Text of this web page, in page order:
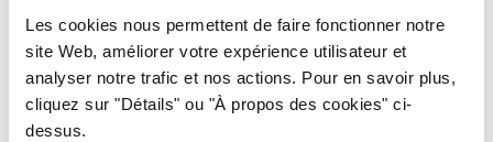
Les cookies nous permettent de faire fonctionner notre
site Web, améliorer votre expérience utilisateur et
analyser notre trafic et nos actions. Pour en savoir plus,
cliquez sur "Détails" ou "À propos des cookies" ci-
dessus.
Déroulement de l’examen et injection de
produit :
La patiente est allongée sur le dos, les bras